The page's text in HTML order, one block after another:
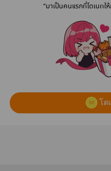
“มาเป็นคนแรกที่โดเนทใ
โด